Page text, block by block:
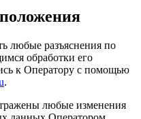
любые разъяснения по
обработки его
к Оператору с помощью
.
любые изменения